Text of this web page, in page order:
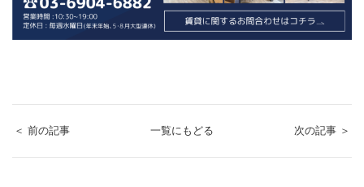
＜ 前の記事 一覧にもどる 次の記事 ＞